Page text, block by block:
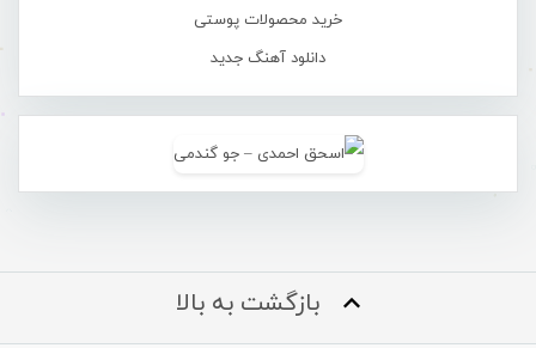
خرید محصولات پوستی
دانلود آهنگ جدید
بازگشت به بالا